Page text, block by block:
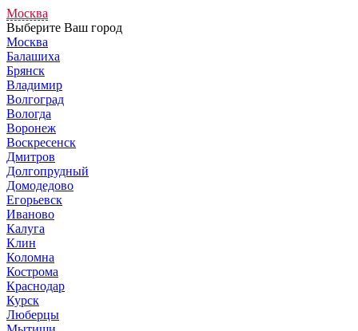
Москва
Выберите Ваш город
Москва
Балашиха
Брянск
Владимир
Волгоград
Вологда
Воронеж
Воскресенск
Дмитров
Долгопрудный
Домодедово
Егорьевск
Иваново
Калуга
Клин
Коломна
Кострома
Краснодар
Курск
Люберцы